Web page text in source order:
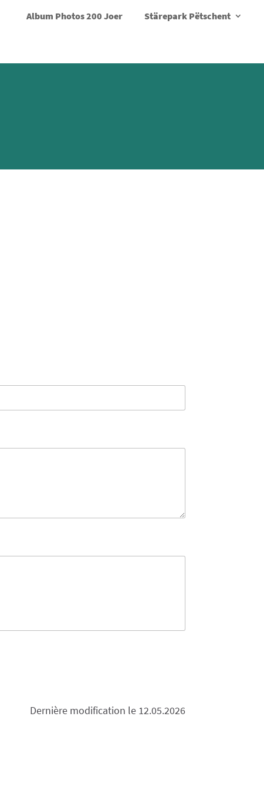
Album Photos 200 Joer Stärepark Pëtschent
Dernière modification le 12.05.2026